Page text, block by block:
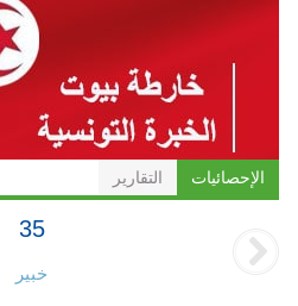
الإحصائيات التقارير
35
خبير